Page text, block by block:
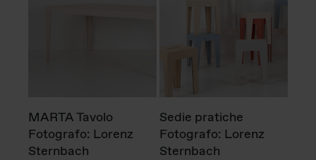
MARTA Tavolo
Fotografo: Lorenz
Sternbach
Sedie pratiche
Fotografo: Lorenz
Sternbach